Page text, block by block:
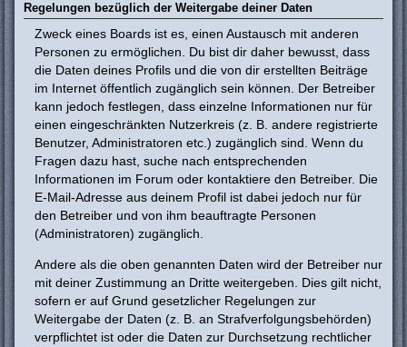
Regelungen bezüglich der Weitergabe deiner Daten
Zweck eines Boards ist es, einen Austausch mit anderen
Personen zu ermöglichen. Du bist dir daher bewusst, dass
die Daten deines Profils und die von dir erstellten Beiträge
im Internet öffentlich zugänglich sein können. Der Betreiber
kann jedoch festlegen, dass einzelne Informationen nur für
einen eingeschränkten Nutzerkreis (z. B. andere registrierte
Benutzer, Administratoren etc.) zugänglich sind. Wenn du
Fragen dazu hast, suche nach entsprechenden
Informationen im Forum oder kontaktiere den Betreiber. Die
E-Mail-Adresse aus deinem Profil ist dabei jedoch nur für
den Betreiber und von ihm beauftragte Personen
(Administratoren) zugänglich.
Andere als die oben genannten Daten wird der Betreiber nur
mit deiner Zustimmung an Dritte weitergeben. Dies gilt nicht,
sofern er auf Grund gesetzlicher Regelungen zur
Weitergabe der Daten (z. B. an Strafverfolgungsbehörden)
verpflichtet ist oder die Daten zur Durchsetzung rechtlicher